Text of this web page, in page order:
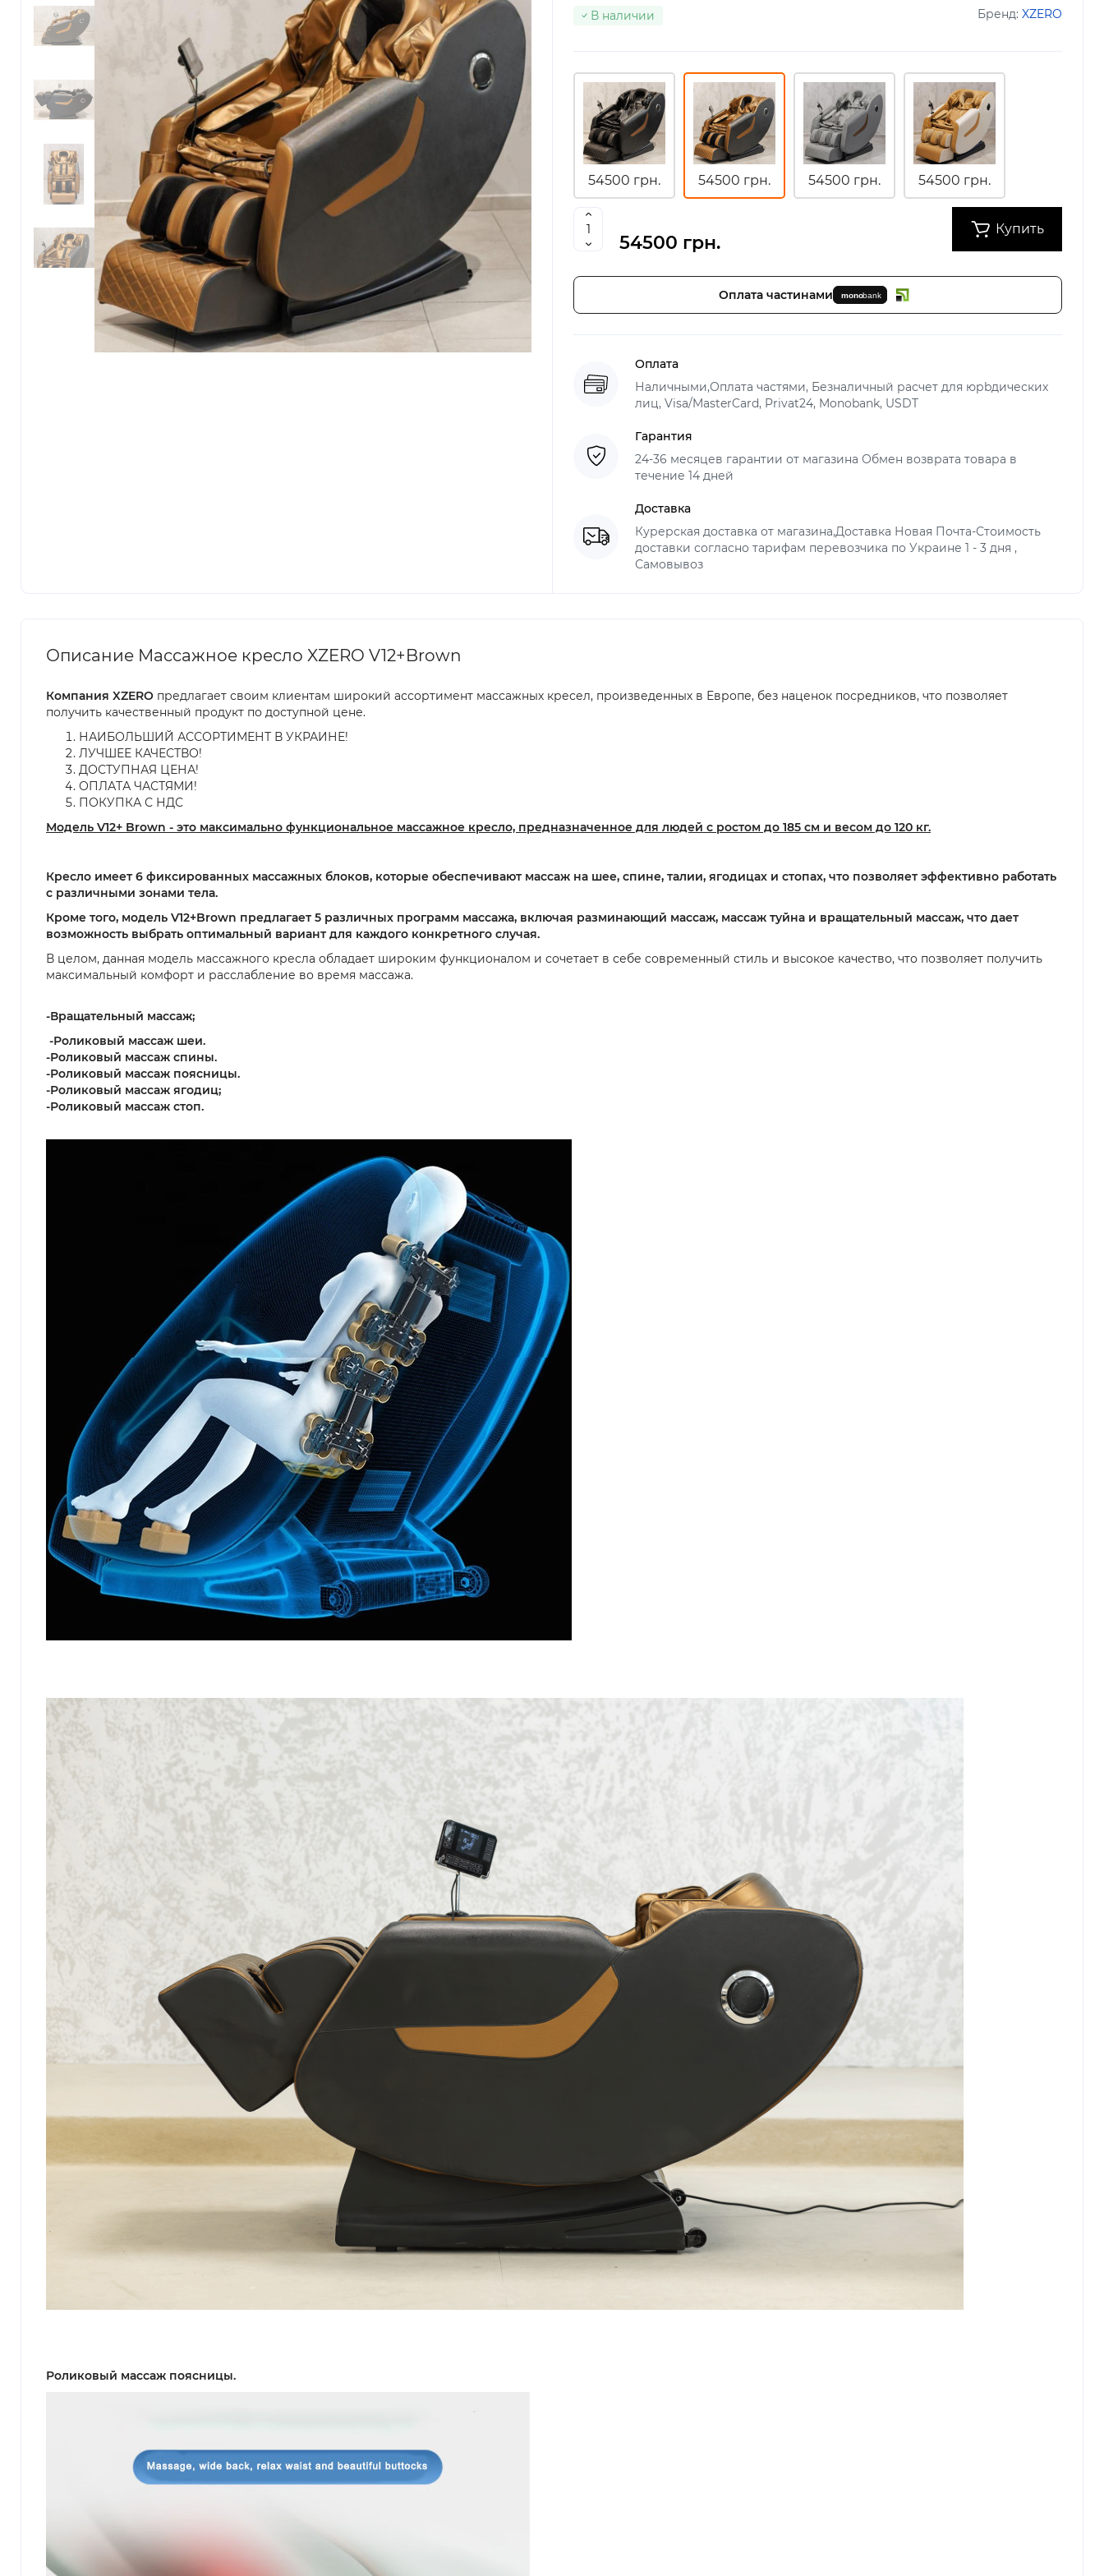
Бренд: XZERO
В наличии
54500 грн. 54500 грн. 54500 грн. 54500 грн.
54500 грн.
Купить
Оплата частинами
Оплата
Наличными,Оплата частями, Безналичный расчет для юрbдических
лиц, Visa/MasterCard, Privat24, Monobank, USDT
Гарантия
24-36 месяцев гарантии от магазина Обмен возврата товара в
течение 14 дней
Доставка
Курерская доставка от магазина,Доставка Новая Почта-Стоимость
доставки согласно тарифам перевозчика по Украине 1 - 3 дня ,
Самовывоз
Описание Массажное кресло XZERO V12+Brown
Компания XZERO предлагает своим клиентам широкий ассортимент массажных кресел, произведенных в Европе, без наценок посредников, что позволяет
получить качественный продукт по доступной цене.
НАИБОЛЬШИЙ АССОРТИМЕНТ В УКРАИНЕ!
ЛУЧШЕЕ КАЧЕСТВО!
ДОСТУПНАЯ ЦЕНА!
ОПЛАТА ЧАСТЯМИ!
ПОКУПКА С НДС
Модель V12+ Brown - это максимально функциональное массажное кресло, предназначенное для людей с ростом до 185 см и весом до 120 кг.
Кресло имеет 6 фиксированных массажных блоков, которые обеспечивают массаж на шее, спине, талии, ягодицах и стопах, что позволяет эффективно работать
с различными зонами тела.
Кроме того, модель V12+Brown предлагает 5 различных программ массажа, включая разминающий массаж, массаж туйна и вращательный массаж, что дает
возможность выбрать оптимальный вариант для каждого конкретного случая.
В целом, данная модель массажного кресла обладает широким функционалом и сочетает в себе современный стиль и высокое качество, что позволяет получить
максимальный комфорт и расслабление во время массажа.
-Вращательный массаж;
-Роликовый массаж шеи.
-Роликовый массаж спины.
-Роликовый массаж поясницы.
-Роликовый массаж ягодиц;
-Роликовый массаж стоп.
Роликовый массаж поясницы.